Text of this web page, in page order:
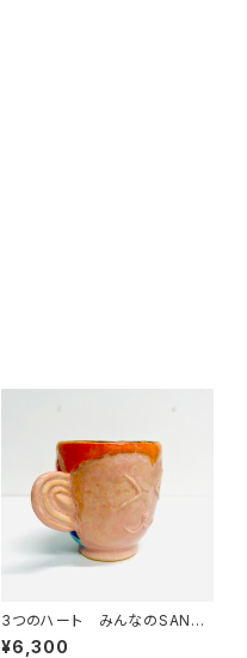
3つのハート みんなのSANZ
OKU☆
¥6,300